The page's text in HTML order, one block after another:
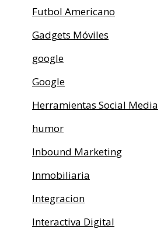
Futbol Americano
Gadgets Móviles
google
Google
Herramientas Social Media
humor
Inbound Marketing
Inmobiliaria
Integracion
Interactiva Digital